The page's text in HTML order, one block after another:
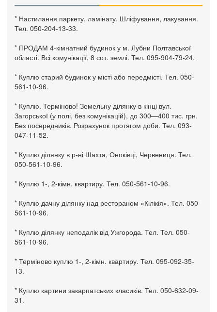
* Настилання паркету, ламінату. Шліфування, лакування.
Тел. 050-204-13-33.
* ПРОДАМ 4-кімнатний будинок у м. Лубни Полтавської
області. Всі комунікації, 8 сот. землі. Тел. 095-904-79-24.
* Куплю старий будинок у місті або передмісті. Тел. 050-
561-10-96.
* Куплю. Терміново! Земельну ділянку в кінці вул.
Загорської (у полі, без комунікацій), до 300—400 тис. грн.
Без посередників. Розрахунок протягом доби. Тел. 093-
047-11-52.
* Куплю ділянку в р-ні Шахта, Оноківці, Червениця. Тел.
050-561-10-96.
* Куплю 1-, 2-кімн. квартиру. Тел. 050-561-10-96.
* Куплю дачну ділянку над рестораном «Кілікія». Тел. 050-
561-10-96.
* Куплю ділянку неподалік від Ужгорода. Тел. Тел. 050-
561-10-96.
* Терміново куплю 1-, 2-кімн. квартиру. Тел. 095-092-35-
13.
* Куплю картини закарпатських класиків. Тел. 050-632-09-
31.